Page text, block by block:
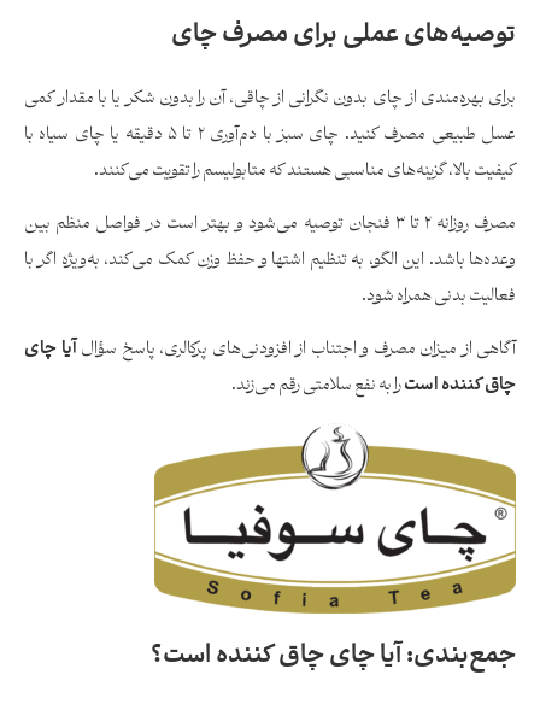
توصیه‌های عملی برای مصرف چای
برای بهره‌مندی از چای بدون نگرانی از چاقی، آن را بدون شکر یا با مقدار کمی
عسل طبیعی مصرف کنید. چای سبز با دم‌آوری ۲ تا ۵ دقیقه یا چای سیاه با
کیفیت بالا، گزینه‌های مناسبی هستند که متابولیسم را تقویت می‌کنند.
مصرف روزانه ۲ تا ۳ فنجان توصیه می‌شود و بهتر است در فواصل منظم بین
وعده‌ها باشد. این الگو، به تنظیم اشتها و حفظ وزن کمک می‌کند، به‌ویژه اگر با
فعالیت بدنی همراه شود.
آگاهی از میزان مصرف و اجتناب از افزودنی‌های پرکالری، پاسخ سؤال آیا چای
چاق کننده استرا به نفع سلامتی رقم می‌زند.
جمع‌بندی: آیا چای چاق کننده است؟